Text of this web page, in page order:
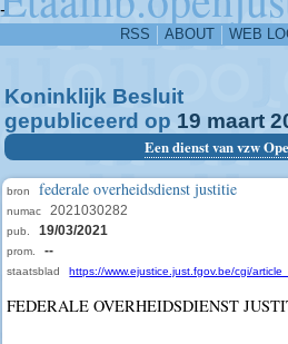
-
RSS ABOUT WEB
Koninklijk Besluit
gepubliceerd op 19 maart
Een dienst van vzw
bron federale overheidsdienst justitie
numac 2021030282
pub. 19/03/2021
prom. --
staatsblad https://www.ejustice.just.fgov.be/cgi/
FEDERALE OVERHEIDSDIENST